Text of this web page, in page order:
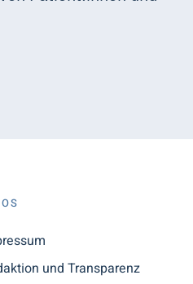
und Transparenz